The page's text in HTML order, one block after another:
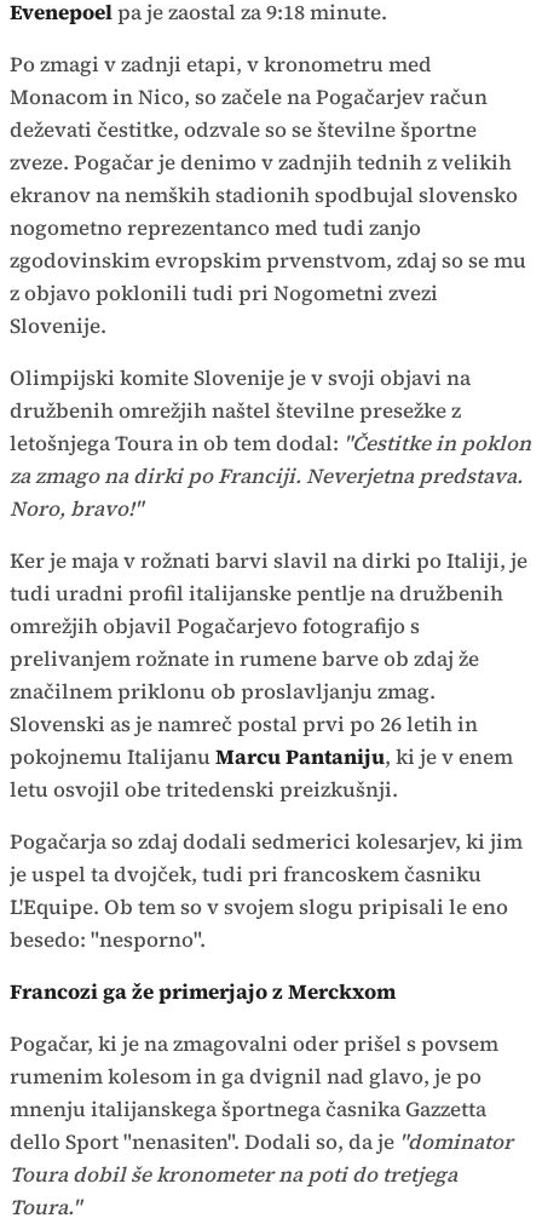
Evenepoelpa je zaostal za 9:18 minute.
Po zmagi v zadnji etapi, v kronometru med
Monacom in Nico, so začele na Pogačarjev račun
deževati čestitke, odzvale so se številne športne
zveze. Pogačar je denimo v zadnjih tednih z velikih
ekranov na nemških stadionih spodbujal slovensko
nogometno reprezentanco med tudi zanjo
zgodovinskim evropskim prvenstvom, zdaj so se mu
z objavo poklonili tudi pri Nogometni zvezi
Slovenije.
Olimpijski komite Slovenije je v svoji objavi na
družbenih omrežjih naštel številne presežke z
letošnjega Toura in ob tem dodal: "Čestitke in poklon
za zmago na dirki po Franciji. Neverjetna predstava.
Noro, bravo!"
Ker je maja v rožnati barvi slavil na dirki po Italiji, je
tudi uradni profil italijanske pentlje na družbenih
omrežjih objavil Pogačarjevo fotografijo s
prelivanjem rožnate in rumene barve ob zdaj že
značilnem priklonu ob proslavljanju zmag.
Slovenski as je namreč postal prvi po 26 letih in
pokojnemu ItalijanuMarcu Pantaniju, ki je v enem
letu osvojil obe tritedenski preizkušnji.
Pogačarja so zdaj dodali sedmerici kolesarjev, ki jim
je uspel ta dvojček, tudi pri francoskem časniku
L'Equipe. Ob tem so v svojem slogu pripisali le eno
besedo: "nesporno".
Francozi ga že primerjajo z Merckxom
Pogačar, ki je na zmagovalni oder prišel s povsem
rumenim kolesom in ga dvignil nad glavo, je po
mnenju italijanskega športnega časnika Gazzetta
dello Sport "nenasiten". Dodali so, da je "dominator
Toura dobil še kronometer na poti do tretjega
Toura."